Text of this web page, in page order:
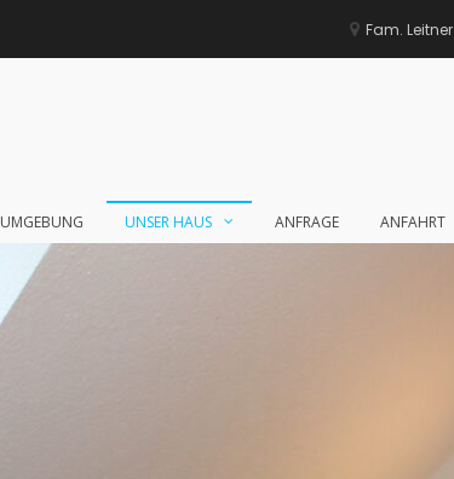
Fam. Leitner
UMGEBUNG UNSER HAUS ANFRAGE ANFAHRT